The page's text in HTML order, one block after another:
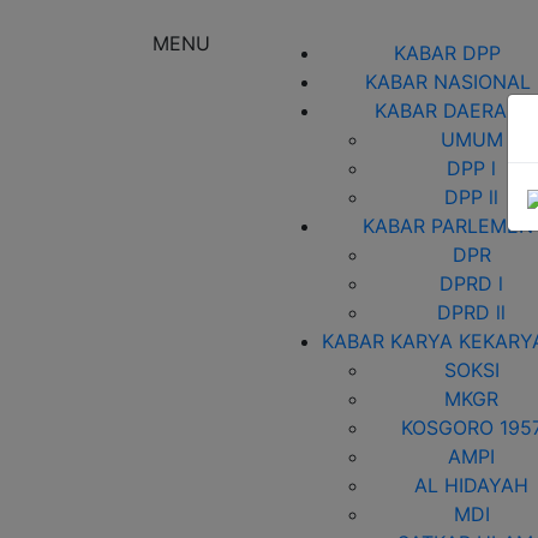
MENU
KABAR DPP
KABAR NASIONAL
KABAR DAERAH
UMUM
DPP l
DPP ll
KABAR PARLEMEN
DPR
DPRD l
DPRD ll
KABAR KARYA
SOKSI
MKGR
KOSGORO
AMPI
AL HIDAYAH
MDI